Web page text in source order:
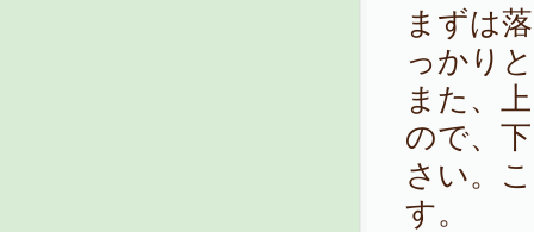
まずは
っかり
また、
ので、
さい。
す。